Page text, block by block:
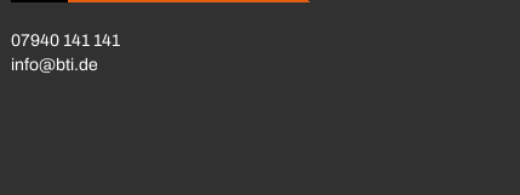
07940 141 141
info@bti.de